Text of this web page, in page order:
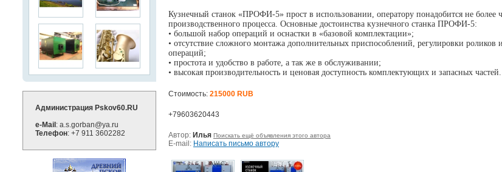
Кузнечный станок «ПРОФИ-5» прост в использовании, оператору понадобится не более
производственного процесса. Основные достоинства кузнечного станка ПРОФИ-5:
• большой набор операций и оснастки в «базовой комплектации»;
• отсутствие сложного монтажа дополнительных приспособлений, регулировки
операций;
• простота и удобство в работе, а так же в обслуживании;
• высокая производительность и ценовая доступность комплектующих и запасных частей.
Стоимость: 215000 RUB
+79603620443
Автор: Илья Поискать ещё объявления этого автора
E-mail: Написать письмо автору
Администрация Pskov60.RU
e-Mail : a.s.gorban@ya.ru
Телефон: +7 911 3602282